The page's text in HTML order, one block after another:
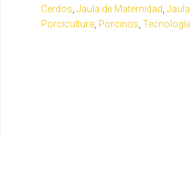
Cerdos Jaula de Maternidad
Porcicultura Porcinos Tecnología